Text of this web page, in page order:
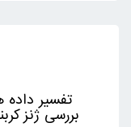
تفسیر
بررسی ژنز